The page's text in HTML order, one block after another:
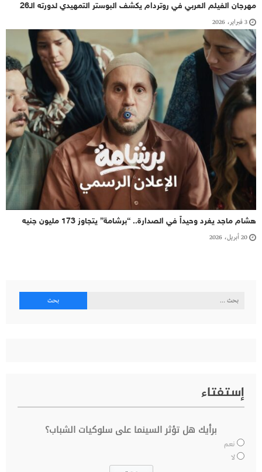
مهرجان الفيلم العربي في روتردام يكشف البوستر التمهيدي لدورته الـ26
3 فبراير، 2026
هشام ماجد يغرد وحيداً في الصدارة.. “برشامة” يتجاوز 173 مليون جنيه
20 أبريل، 2026
البحث
إستفتاء
برأيك هل تؤثر السينما على سلوكيات الشباب؟
نعم
لا